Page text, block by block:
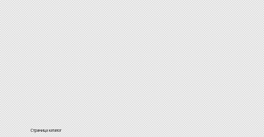
Страница каталог